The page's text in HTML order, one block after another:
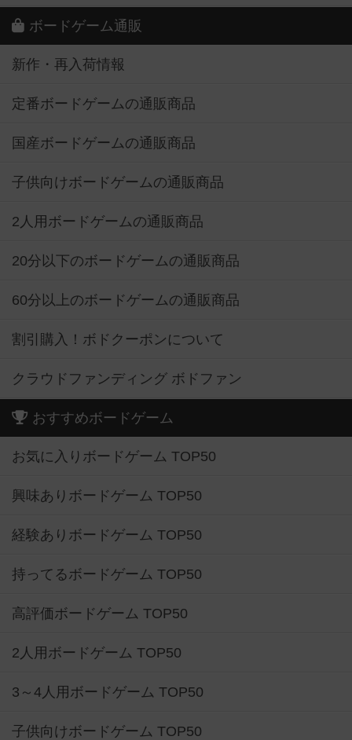
ボードゲーム通販
新作・再入荷情報
定番ボードゲームの通販商品
国産ボードゲームの通販商品
子供向けボードゲームの通販商品
2人用ボードゲームの通販商品
20分以下のボードゲームの通販商品
60分以上のボードゲームの通販商品
割引購入！ボドクーポンについて
クラウドファンディング ボドファン
おすすめボードゲーム
お気に入りボードゲーム TOP50
興味ありボードゲーム TOP50
経験ありボードゲーム TOP50
持ってるボードゲーム TOP50
高評価ボードゲーム TOP50
2人用ボードゲーム TOP50
3～4人用ボードゲーム TOP50
子供向けボードゲーム TOP50